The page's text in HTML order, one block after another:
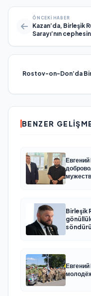
ÖNCEKI HABER
Kazan’da, Birleşik
Sarayı’nın
Rostov-on-Don’da
BENZER
Birleşik